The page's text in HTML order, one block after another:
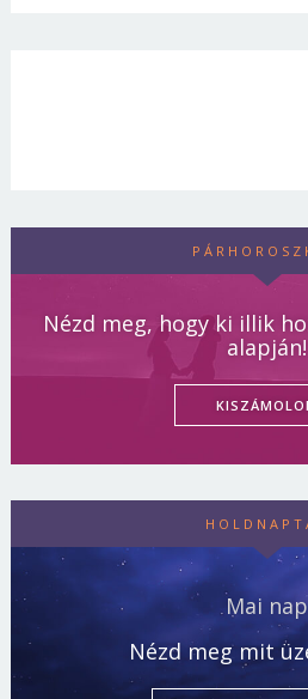
Nézd meg, hogy ki illik
alapján!
Mai nap
Nézd meg mit